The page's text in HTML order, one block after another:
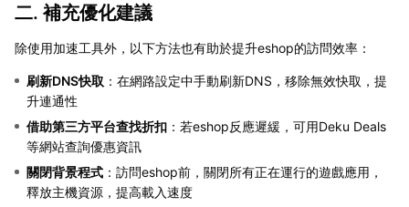
二. 補充優化建議
除使用加速工具外，以下方法也有助於提升eshop的訪問效率：
刷新DNS快取 ：在網路設定中手動刷新DNS，移除無效快取，提
升連通性
借助第三方平台查找折扣 ：若eshop反應遲緩，可用Deku Deals
等網站查詢優惠資訊
關閉背景程式 ：訪問eshop前，關閉所有正在運行的遊戲應用，
釋放主機資源，提高載入速度